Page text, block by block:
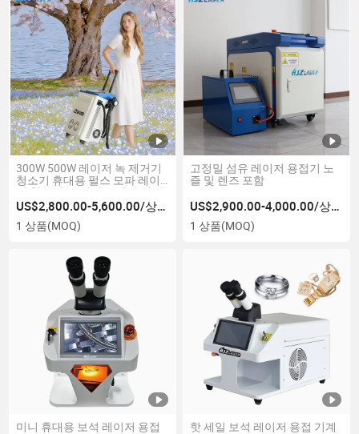
300W 500W 레이저 녹 제거기
청소기 휴대용 펄스 모파 레이
저 청소기 녹 페인트 제거 레이
저 청소기 가격 중국 공급업체US$2,800.00-5,600.00/상품
1 상품(MOQ)
고정밀 섬유 레이저 용접기 노
즐 및 렌즈 포함
US$2,900.00-4,000.00/상품
1 상품(MOQ)
미니 휴대용 보석 레이저 용접
핫 세일 보석 레이저 용접 기계